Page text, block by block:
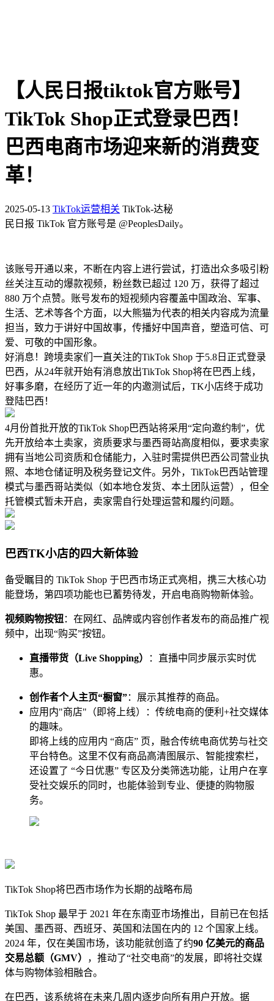
【人民日报tiktok官方账号】
TikTok Shop正式登录巴西！
巴西电商市场迎来新的消费变
革！
2025-05-13 TikTok运营相关 TikTok-达秘
民日报 TikTok 官方账号是 @PeoplesDaily。
该账号开通以来，不断在内容上进行尝试，打造出众多吸引粉
丝关注互动的爆款视频，粉丝数已超过 120 万，获得了超过
880 万个点赞。账号发布的短视频内容覆盖中国政治、军事、
生活、艺术等各个方面，以大熊猫为代表的相关内容成为流量
担当，致力于讲好中国故事，传播好中国声音，塑造可信、可
爱、可敬的中国形象。
好消息！跨境卖家们一直关注的TikTok Shop 于5.8日正式登录
巴西，从24年就开始有消息放出TikTok Shop将在巴西上线，
好事多磨，在经历了近一年的内邀测试后，TK小店终于成功
登陆巴西！
4月份首批开放的TikTok Shop巴西站将采用“定向邀约制”，优
先开放给本土卖家，资质要求与墨西哥站高度相似，要求卖家
拥有当地公司资质和仓储能力，入驻时需提供巴西公司营业执
照、本地仓储证明及税务登记文件。另外，TikTok巴西站管理
模式与墨西哥站类似（如本地仓发货、本土团队运营），但全
托管模式暂未开启，卖家需自行处理运营和履约问题。
巴西TK小店的四大新体验
备受瞩目的 TikTok Shop 于巴西市场正式亮相，携三大核心功
能登场，第四项功能也已蓄势待发，开启电商购物新体验。
视频购物按钮：在网红、品牌或内容创作者发布的商品推广视
频中，出现“购买”按钮。
直播带货（Live Shopping）
：直播中同步展示实时优
惠。
创作者个人主页“橱窗”：展示其推荐的商品。
应用内"商店"（即将上线）：传统电商的便利+社交媒体
的趣味。
即将上线的应用内 “商店” 页，融合传统电商优势与社交
平台特色。这里不仅有商品高清图展示、智能搜索栏，
还设置了 “今日优惠” 专区及分类筛选功能，让用户在享
受社交娱乐的同时，也能体验到专业、便捷的购物服
务。
TikTok Shop将巴西市场作为长期的战略布局
TikTok Shop 最早于 2021 年在东南亚市场推出，目前已在包括
美国、墨西哥、西班牙、英国和法国在内的 12 个国家上线。
2024 年，仅在美国市场，该功能就创造了约90 亿美元的商品
交易总额（GMV）
，推动了“社交电商”的发展，即将社交媒
体与购物体验相融合。
在巴西，该系统将在未来几周内逐步向所有用户开放。据